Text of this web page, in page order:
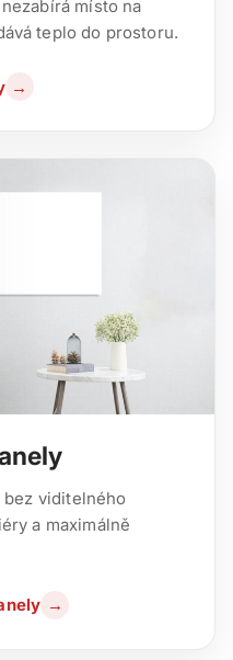
místo na
teplo do prostoru.
→
viditelného
a maximálně
→